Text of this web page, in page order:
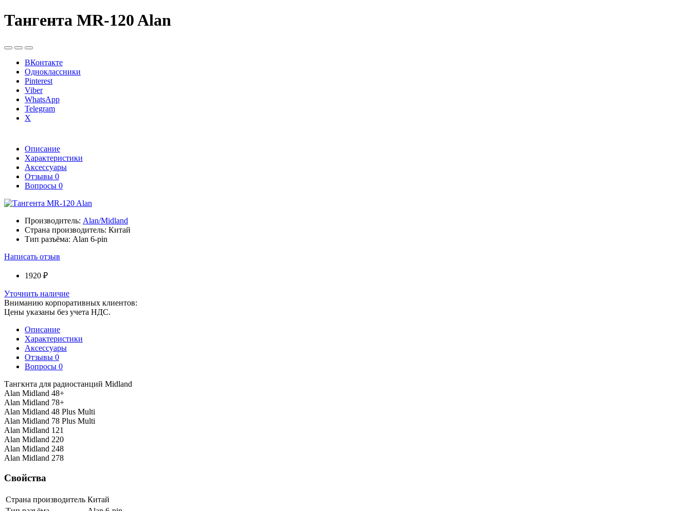
Тангента MR-120 Alan
ВКонтакте
Одноклассники
Pinterest
Viber
WhatsApp
Telegram
X
Описание
Характеристики
Аксессуары
Отзывы 0
Вопросы 0
Производитель: Alan/Midland
Страна производитель: Китай
Тип разъёма: Alan 6-pin
Написать отзыв
1920 ₽
Уточнить наличие
Вниманию корпоративных клиентов:
Цены указаны без учета НДС.
Описание
Характеристики
Аксессуары
Отзывы 0
Вопросы 0
Тангкнта для радиостанций Midland
Alan Midland 48+
Alan Midland 78+
Alan Midland 48 Plus Multi
Alan Midland 78 Plus Multi
Alan Midland 121
Alan Midland 220
Alan Midland 248
Alan Midland 278
Свойства
Страна производитель Китай